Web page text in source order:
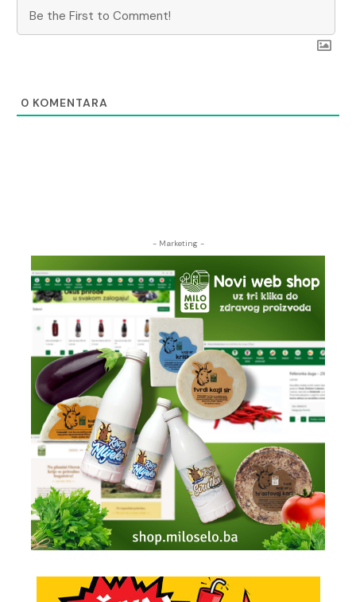
0 KOMENTARA
- Marketing -